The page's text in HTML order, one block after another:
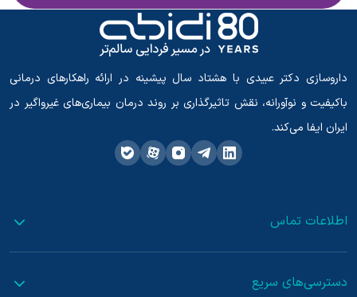
داروسازی دکتر عبیدی با هشتاد سال پیشینه در ارائه راهکارهای درمانی
باکیفیت و نوآورانه، نقش تاثیرگذاری بر روند درمان بیماری‌های غیرواگیر در
ایران ایفا می‌کند.
اطلاعات تماس
دسترسی‌های سریع